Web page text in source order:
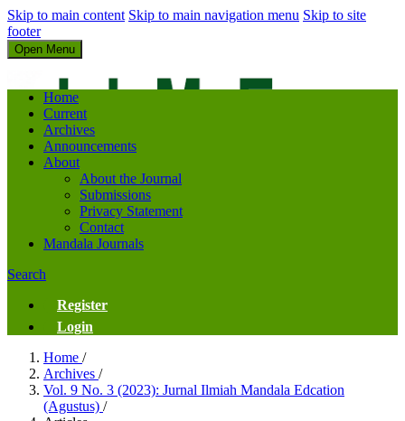
Skip to main content Skip to main navigation menu Skip to site
footer
Open Menu
Home
Current
Archives
Announcements
About
About the Journal
Submissions
Privacy Statement
Contact
Mandala Journals
Search
Register
Login
Home /
Archives /
Vol. 9 No. 3 (2023): Jurnal Ilmiah Mandala Edcation
(Agustus) /